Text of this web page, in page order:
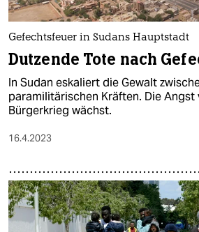
Gefechtsfeuer in Sudans Hauptstadt
Dutzende Tote nach
In Sudan eskaliert die Gewalt
paramilitärischen Kräften. Die Angst
Bürgerkrieg wächst.
16.4.2023